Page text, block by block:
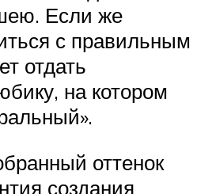
Если же
с правильным
отдать
на котором
оттенок
создания